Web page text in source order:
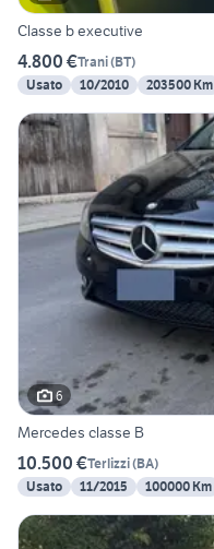
Classe b executive
4.800 €Trani(BT)
Usato
10/2010 203500 Km
6
Mercedes classe B
10.500 €Terlizzi(BA)
Usato
11/2015 100000 Km